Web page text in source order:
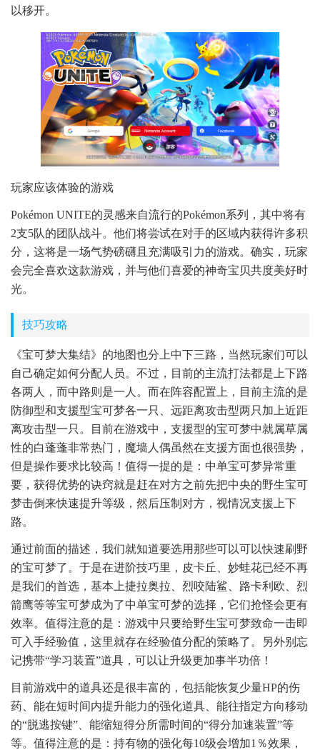
以移开。
玩家应该体验的游戏
Pokémon UNITE的灵感来自流行的Pokémon系列，其中将有
2支5队的团队战斗。他们将尝试在对手的区域内获得许多积
分，这将是一场气势磅礴且充满吸引力的游戏。确实，玩家
会完全喜欢这款游戏，并与他们喜爱的神奇宝贝共度美好时
光。
技巧攻略
《宝可梦大集结》的地图也分上中下三路，当然玩家们可以
自己确定如何分配人员。不过，目前的主流打法都是上下路
各两人，而中路则是一人。而在阵容配置上，目前主流的是
防御型和支援型宝可梦各一只、远距离攻击型两只加上近距
离攻击型一只。目前在游戏中，支援型的宝可梦中就属草属
性的白蓬蓬非常热门，魔墙人偶虽然在支援方面也很强势，
但是操作要求比较高！值得一提的是：中单宝可梦异常重
要，获得优势的诀窍就是赶在对方之前先把中央的野生宝可
梦击倒来快速提升等级，然后压制对方，视情况支援上下
路。
通过前面的描述，我们就知道要选用那些可以可以快速刷野
的宝可梦了。于是在进阶技巧里，皮卡丘、妙蛙花已经不再
是我们的首选，基本上捷拉奥拉、烈咬陆鲨、路卡利欧、烈
箭鹰等等宝可梦成为了中单宝可梦的选择，它们抢怪会更有
效率。值得注意的是：游戏中只要给野生宝可梦致命一击即
可入手经验值，这里就存在经验值分配的策略了。另外别忘
记携带“学习装置”道具，可以让升级更加事半功倍！
目前游戏中的道具还是很丰富的，包括能恢复少量HP的伤
药、能在短时间内提升能力的强化道具、能往指定方向移动
的“脱逃按键”、能缩短得分所需时间的“得分加速装置”等
等。值得注意的是：持有物的强化每10级会增加1％效果，